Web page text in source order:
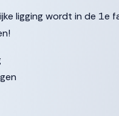
ligging wordt in de 1e